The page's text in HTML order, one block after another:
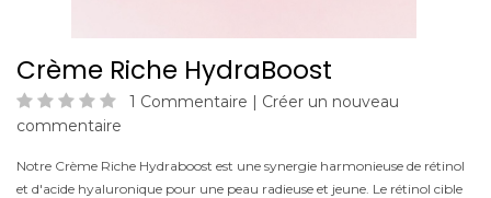
Crème Riche HydraBoost
1 Commentaire | Créer un nouveau
commentaire
Notre Crème Riche Hydraboost est une synergie harmonieuse de rétinol
et d'acide hyaluronique pour une peau radieuse et jeune. Le rétinol cible